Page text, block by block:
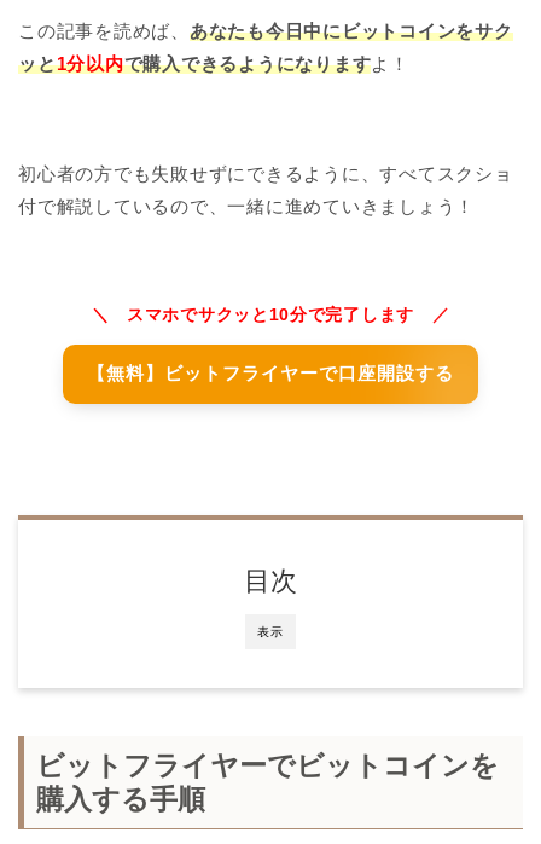
この記事を読めば、 あなたも今日中にビットコインをサク
ッと1分以内で購入できるようになりますよ！
初心者の方でも失敗せずにできるように、すべてスクショ
付で解説しているので、一緒に進めていきましょう！
＼ スマホでサクッと10分で完了します ／
【無料】ビットフライヤーで口座開設する
表示
目次
ビットフライヤーでビットコインを
購入する手順